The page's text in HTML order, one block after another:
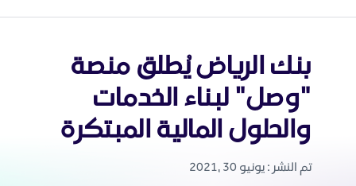
بنك الرياض يُطلق منصة
"وصل" لبناء الخدمات
والحلول المالية المبتكرة
تم النشر : يونيو 30 ,2021